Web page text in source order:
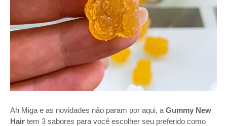
Ah Miga e as novidades não param por aqui, a Gummy New
Hair tem 3 sabores para você escolher seu preferido como